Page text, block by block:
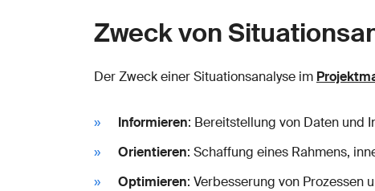
Zweck von
Der Zweck einer Situationsanalyse im
Informieren: Bereitstellung von Daten und
Orientieren: Schaffung eines Rahmens,
Optimieren: Verbesserung von Prozessen